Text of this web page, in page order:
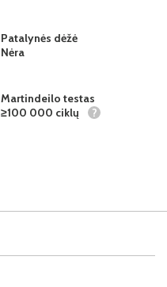
Patalynės dėžė
Nėra
Martindeilo testas
≥100 000 ciklų
?